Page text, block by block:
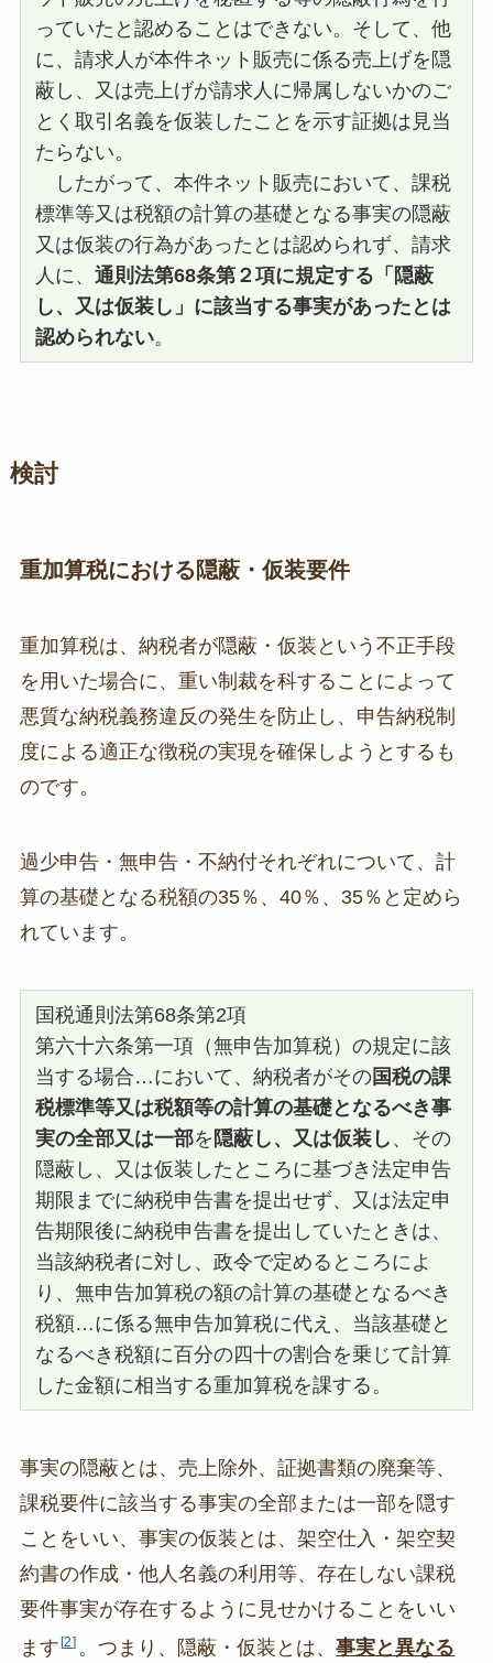
っていたと認めることはできない。そして、他
に、請求人が本件ネット販売に係る売上げを隠
蔽し、又は売上げが請求人に帰属しないかのご
とく取引名義を仮装したことを示す証拠は見当
たらない。
したがって、本件ネット販売において、課税
標準等又は税額の計算の基礎となる事実の隠蔽
又は仮装の行為があったとは認められず、請求
人に、通則法第68条第２項に規定する「隠蔽
し、又は仮装し」に該当する事実があったとは
認められない。
検討
重加算税における隠蔽・仮装要件
重加算税は、納税者が隠蔽・仮装という不正手段
を用いた場合に、重い制裁を科することによって
悪質な納税義務違反の発生を防止し、申告納税制
度による適正な徴税の実現を確保しようとするも
のです。
過少申告・無申告・不納付それぞれについて、計
算の基礎となる税額の35％、40％、35％と定めら
れています。
国税通則法第68条第2項
第六十六条第一項（無申告加算税）の規定に該
当する場合…において、納税者がその国税の課
税標準等又は税額等の計算の基礎となるべき事
実の全部又は一部を 隠蔽し、又は仮装し 、その
隠蔽し、又は仮装したところに基づき法定申告
期限までに納税申告書を提出せず、又は法定申
告期限後に納税申告書を提出していたときは、
当該納税者に対し、政令で定めるところによ
り、無申告加算税の額の計算の基礎となるべき
税額…に係る無申告加算税に代え、当該基礎と
なるべき税額に百分の四十の割合を乗じて計算
した金額に相当する重加算税を課する。
事実の隠蔽とは、売上除外、証拠書類の廃棄等、
課税要件に該当する事実の全部または一部を隠す
ことをいい、事実の仮装とは、架空仕入・架空契
約書の作成・他人名義の利用等、存在しない課税
要件事実が存在するように見せかけることをいい
ます 2 。つまり、隠蔽・仮装とは、事実と異なる